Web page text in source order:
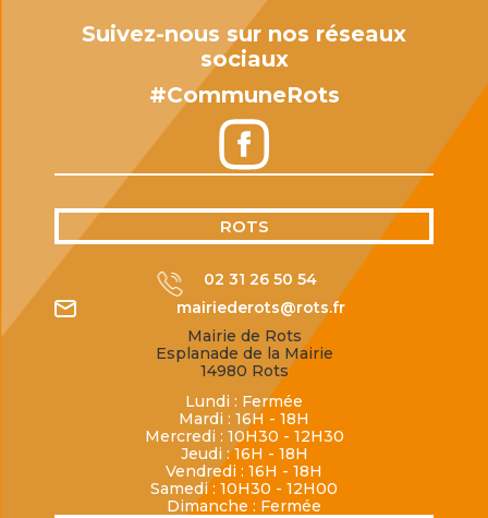
Suivez-nous sur nos réseaux
sociaux
#CommuneRots
ROTS
02 31 26 50 54
mairiederots@rots.fr
Mairie de Rots
Esplanade de la Mairie
14980 Rots
Lundi : Fermée
Mardi : 16H - 18H
Mercredi : 10H30 - 12H30
Jeudi : 16H - 18H
Vendredi : 16H - 18H
Samedi : 10H30 - 12H00
Dimanche : Fermée